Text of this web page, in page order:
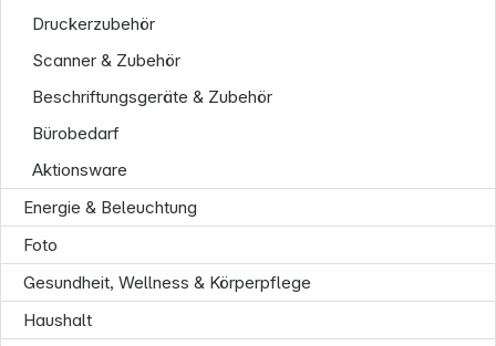
Druckerzubehör
Scanner & Zubehör
Beschriftungsgeräte & Zubehör
Bürobedarf
Aktionsware
Energie & Beleuchtung
Foto
Gesundheit, Wellness & Körperpflege
Haushalt
Unternehmen